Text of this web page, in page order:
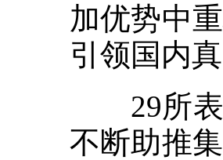
加优势中
引领国内
29所表
不断助推